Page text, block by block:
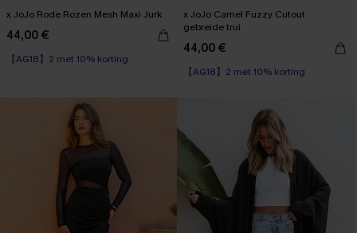
x JoJo Rode Rozen Mesh Maxi Jurk
44,00 €
【AG18】2 met 10% korting
High Waist
x JoJo Camel Fuzzy Cutout
gebreide trui
44,00 €
【AG18】2 met 10% korting
High Waist